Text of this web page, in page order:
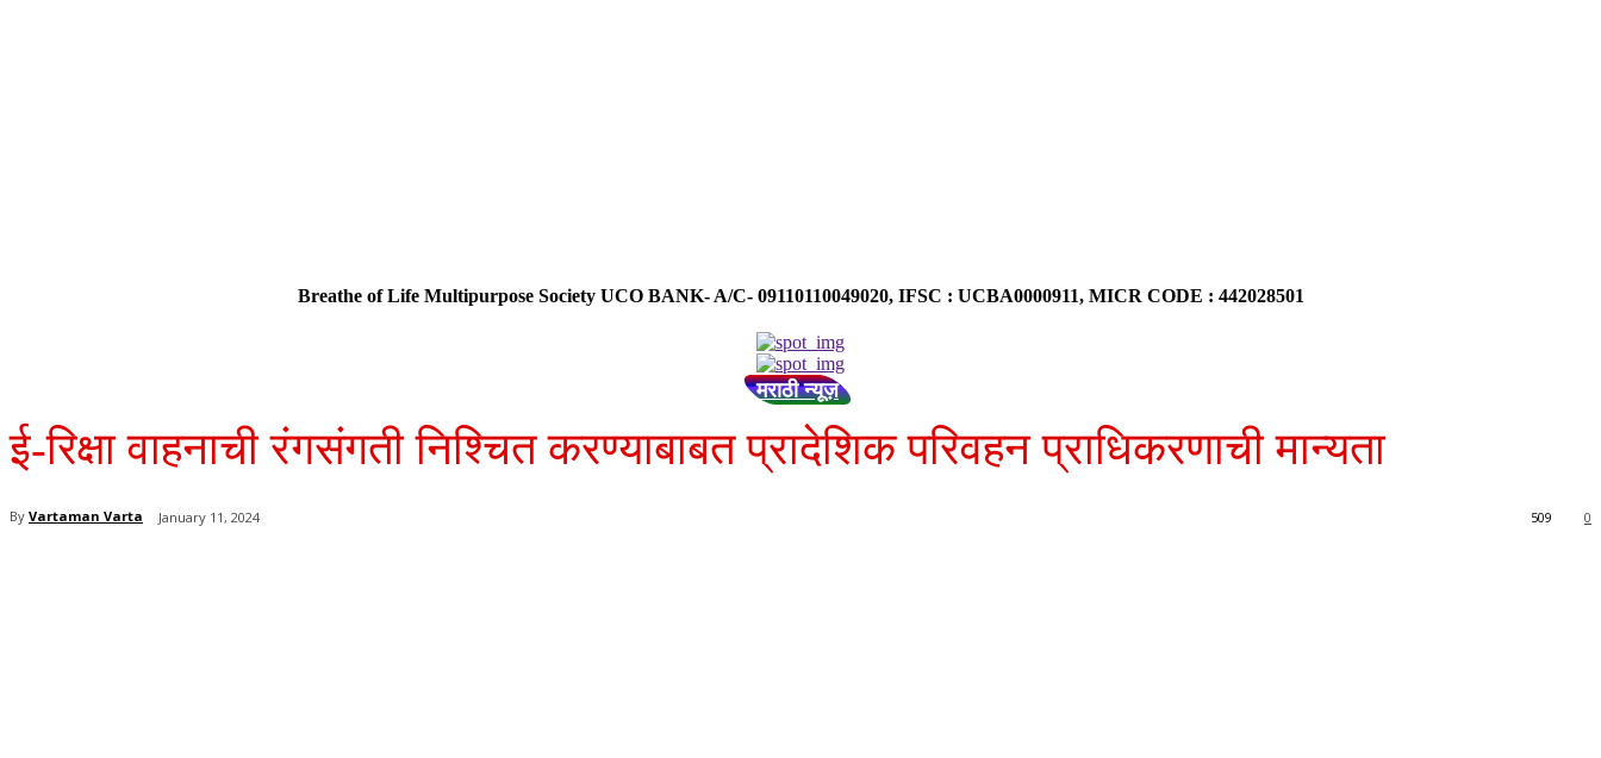
Breathe of Life Multipurpose Society UCO BANK- A/C- 09110110049020, IFSC : UCBA0000911, MICR CODE : 442028501
मराठी न्यूज़
ई-रिक्षा वाहनाची रंगसंगती निश्चित करण्याबाबत प्रादेशिक परिवहन प्राधिकरणाची मान्यता
By Vartaman Varta January 11, 2024 0
509